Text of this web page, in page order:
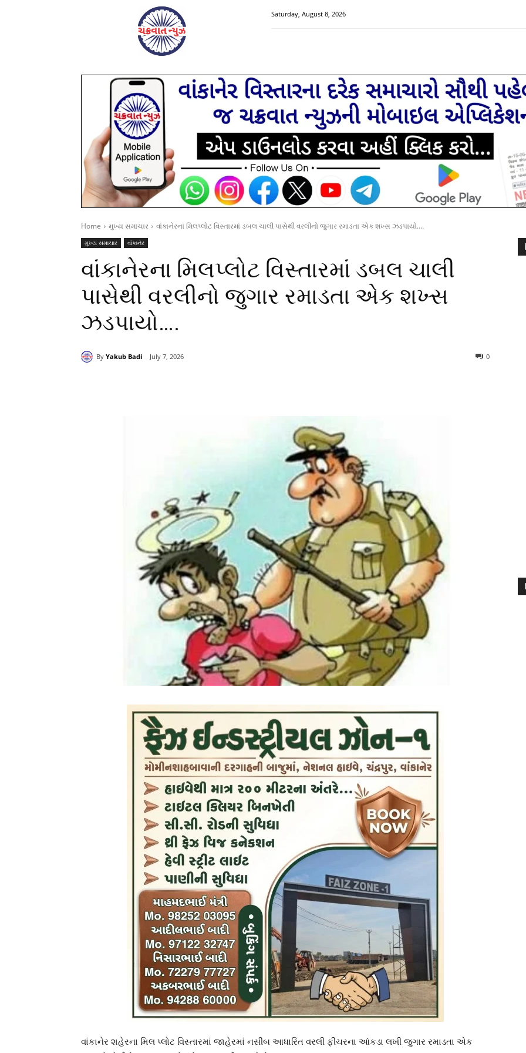
Saturday, August 8, 2026
Home મુખ્ય સમાચાર વાંકાનેરના મિલપ્લોટ વિસ્તારમાં ડબલ ચાલી પાસેથી વરલીનો જુગાર રમાડતા એક શખ્સ ઝડપાયો….
મુખ્ય સમાચાર વાંકાનેર
વાંકાનેરના મિલપ્લોટ વિસ્તારમાં ડબલ ચાલી
પાસેથી વરલીનો જુગાર રમાડતા એક શખ્સ
ઝડપાયો….
By Yakub Badi July 7, 2026 0
વાંકાનેર શહેરના મિલ પ્લોટ વિસ્તારમાં જાહેરમાં નસીબ આધારિત વરલી ફીચરના આંકડા લખી જુગાર રમાડતા એક